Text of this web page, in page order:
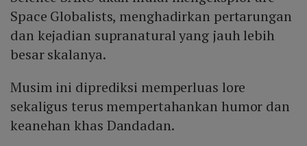
Space Globalists, menghadirkan pertarungan
dan kejadian supranatural yang jauh lebih
besar skalanya.
Musim ini diprediksi memperluas lore
sekaligus terus mempertahankan humor dan
keanehan khas Dandadan.